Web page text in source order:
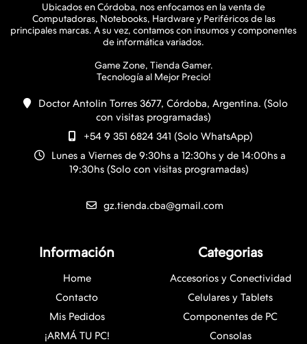
Ubicados en Córdoba, nos enfocamos en la venta de
Computadoras, Notebooks, Hardware y Periféricos de las
principales marcas. A su vez, contamos con insumos y componentes
de informática variados.
Game Zone, Tienda Gamer.
Doctor Antolin Torres 3677, Córdoba, Argentina. (Solo
con visitas programadas)
+54 9 351 6824 341 (Solo WhatsApp)
Lunes a Viernes de 9:30hs a 12:30hs y de 14:00hs a
19:30hs (Solo con visitas programadas)
gz.tienda.cba@gmail.com
Información
Home
Contacto
Mis Pedidos
¡ARMÁ TU PC!
Categorias
Accesorios y Conectividad
Celulares y Tablets
Componentes de PC
Consolas